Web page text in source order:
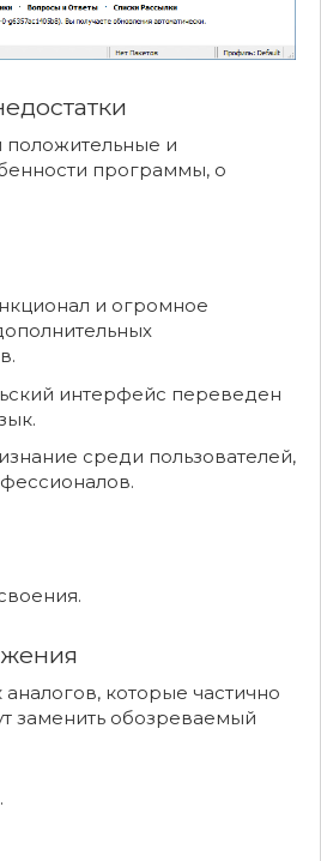
и
программы, о
и огромное
интерфейс переведен
среди пользователей,
которые частично
заменить обозреваемый